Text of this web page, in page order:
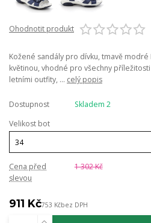
Ohodnotit produkt
Kožené sandály pro dívku, tmavě modré
květinou, vhodné pro všechny
letními outfity, ... celý popis
Dostupnost
Skladem 2
Velikost bot
Cena před
slevou
1 302 Kč
911 Kč753 Kčbez DPH